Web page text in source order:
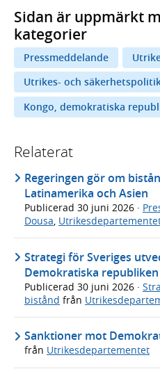
Sidan är uppmärkt
kategorier
Pressmeddelande
Utrikes- och
Kongo, demokratiska
Relaterat
Regeringen gör om
Latinamerika och Asien
Publicerad 30 juni 2026 ·
Dousa,
Strategi för Sveriges
Demokratiska republiken
Publicerad 30 juni 2026 ·
bistånd från
Sanktioner mot
från Utrikesdepartementet